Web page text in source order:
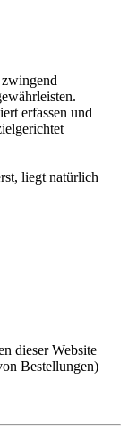
erfassen und
liegt natürlich
dieser Website
Bestellungen)